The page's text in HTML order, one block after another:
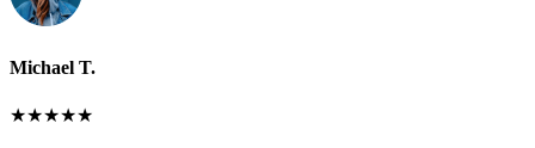
Michael T.
★★★★★